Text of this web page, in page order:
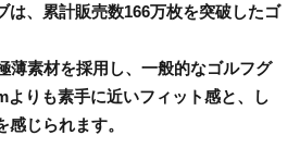
は、累計販売数166万枚を突破したゴ
薄素材を採用し、一般的なゴルフグ
よりも素手に近いフィット感と、し
じられます。